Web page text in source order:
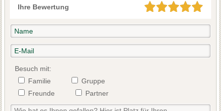
Ihre Bewertung
Besuch mit:
Familie
Gruppe
Freunde
Partner